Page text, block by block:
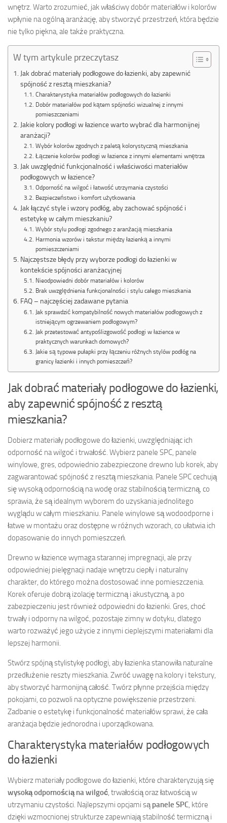
wnętrz. Warto zrozumieć, jak właściwy dobór materiałów i kolorów
wpłynie na ogólną aranżację, aby stworzyć przestrzeń, która będzie
nie tylko piękna, ale także praktyczna.
W tym artykule przeczytasz
Jak dobrać materiały podłogowe do łazienki, aby zapewnić
spójność z resztą mieszkania?
Charakterystyka materiałów podłogowych do łazienki
Dobór materiałów pod kątem spójności wizualnej z innymi
pomieszczeniami
Jakie kolory podłogi w łazience warto wybrać dla harmonijnej
aranżacji?
Wybór kolorów zgodnych z paletą kolorystyczną mieszkania
Łączenie kolorów podłogi w łazience z innymi elementami wnętrza
Jak uwzględnić funkcjonalność i właściwości materiałów
podłogowych w łazience?
Odporność na wilgoć i łatwość utrzymania czystości
Bezpieczeństwo i komfort użytkowania
Jak łączyć style i wzory podłóg, aby zachować spójność i
estetykę w całym mieszkaniu?
Wybór stylu podłogi zgodnego z aranżacją mieszkania
Harmonia wzorów i tekstur między łazienką a innymi
pomieszczeniami
Najczęstsze błędy przy wyborze podłogi do łazienki w
kontekście spójności aranżacyjnej
Nieodpowiedni dobór materiałów i kolorów
Brak uwzględnienia funkcjonalności i stylu całego mieszkania
FAQ – najczęściej zadawane pytania
Jak sprawdzić kompatybilność nowych materiałów podłogowych z
istniejącym ogrzewaniem podłogowym?
Jak przetestować antypoślizgowość podłogi w łazience w
praktycznych warunkach domowych?
Jakie są typowe pułapki przy łączeniu różnych stylów podłóg na
granicy łazienki i innych pomieszczeń?
Jak dobrać materiały podłogowe do łazienki,
aby zapewnić spójność z resztą
mieszkania?
Dobierz materiały podłogowe do łazienki, uwzględniając ich
odporność na wilgoć i trwałość. Wybierz panele SPC, panele
winylowe, gres, odpowiednio zabezpieczone drewno lub korek, aby
zagwarantować spójność z resztą mieszkania. Panele SPC cechują
się wysoką odpornością na wodę oraz stabilnością termiczną, co
sprawia, że są idealnym wyborem do uzyskania jednolitego
wyglądu w całym mieszkaniu. Panele winylowe są wodoodporne i
łatwe w montażu oraz dostępne w różnych wzorach, co ułatwia ich
dopasowanie do innych pomieszczeń.
Drewno w łazience wymaga starannej impregnacji, ale przy
odpowiedniej pielęgnacji nadaje wnętrzu ciepły i naturalny
charakter, do którego można dostosować inne pomieszczenia.
Korek oferuje dobrą izolację termiczną i akustyczną, a po
zabezpieczeniu jest również odpowiedni do łazienki. Gres, choć
trwały i odporny na wilgoć, pozostaje zimny w dotyku, dlatego
warto rozważyć jego użycie z innymi cieplejszymi materiałami dla
lepszej harmonii.
Stwórz spójną stylistykę podłogi, aby łazienka stanowiła naturalne
przedłużenie reszty mieszkania. Zwróć uwagę na kolory i tekstury,
aby stworzyć harmonijną całość. Twórz płynne przejścia między
pokojami, co pozwoli na optyczne powiększenie przestrzeni.
Zadbanie o estetykę i funkcjonalność materiałów sprawi, że cała
aranżacja będzie jednorodna i uporządkowana.
Charakterystyka materiałów podłogowych
do łazienki
Wybierz materiały podłogowe do łazienki, które charakteryzują się
wysoką odpornością na wilgoć , trwałością oraz łatwością w
utrzymaniu czystości. Najlepszymi opcjami są panele SPC , które
dzięki wzmocnionej strukturze zapewniają stabilność termiczną i